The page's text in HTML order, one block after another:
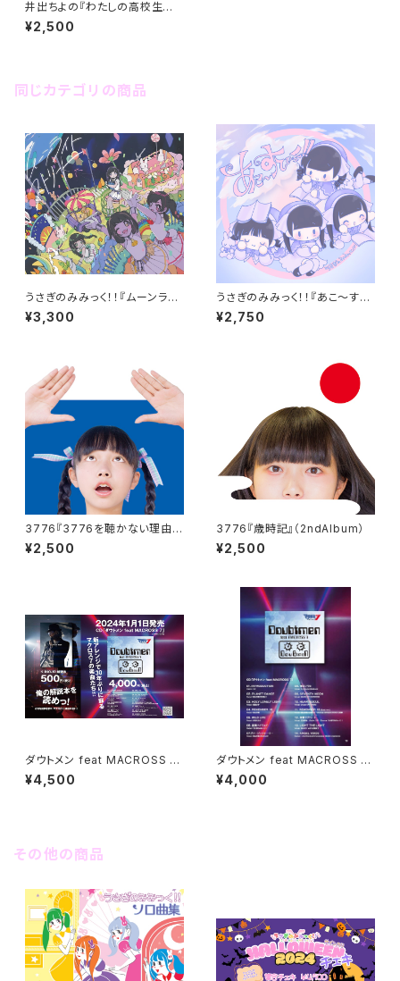
井出ちよの『わたしの高校生活』
（2ndAlbum）
¥2,500
同じカテゴリの商品
うさぎのみみっく！！『ムーンライ
トストリート』（1stAlbum）
¥3,300
うさぎのみみっく！！『あこ～すて
ぃっく！！』(MiniAlbum)
¥2,750
3776『3776を聴かない理由が
あるとすれば』（1stAlbum）
¥2,500
3776『歳時記』（2ndAlbum）
¥2,500
ダウトメン feat MACROSS 7
（Album）+作詞家K.INOJO 解
説本付
¥4,500
ダウトメン feat MACROSS 7
（Album）
¥4,000
その他の商品